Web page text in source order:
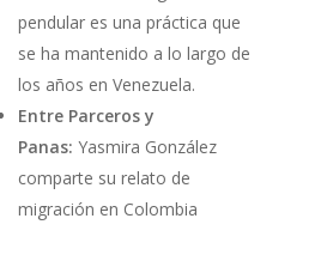
pendular es una práctica que
se ha mantenido a lo largo de
los años en Venezuela.
Entre Parceros y
Panas: Yasmira González
comparte su relato de
migración en Colombia